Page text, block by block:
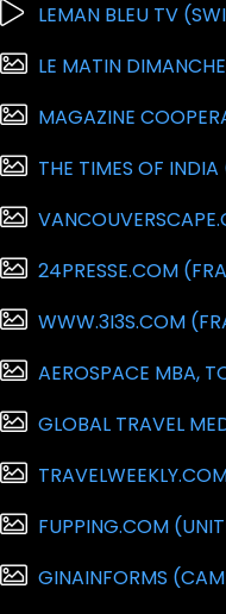
LEMAN BLEU TV
LE MATIN
MAGAZINE
THE TIMES OF
24PRESSE.COM
WWW.3I3S.COM
AEROSPACE MBA,
GLOBAL TRAVEL
FUPPING.COM
GINAINFORMS